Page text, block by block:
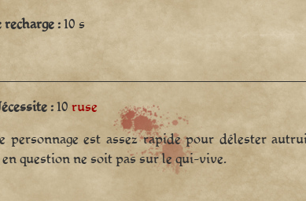
recharge : 10 s
: 10 ruse
personnage est assez rapide pour délester
question ne soit pas sur le qui-vive.